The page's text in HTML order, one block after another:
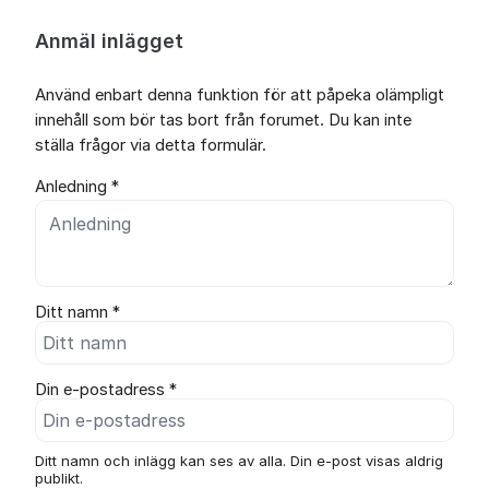
Anmäl inlägget
Använd enbart denna funktion för att påpeka olämpligt
innehåll som bör tas bort från forumet. Du kan inte
ställa frågor via detta formulär.
Anledning *
Ditt namn *
Din e-postadress *
Ditt namn och inlägg kan ses av alla. Din e-post visas aldrig
publikt.